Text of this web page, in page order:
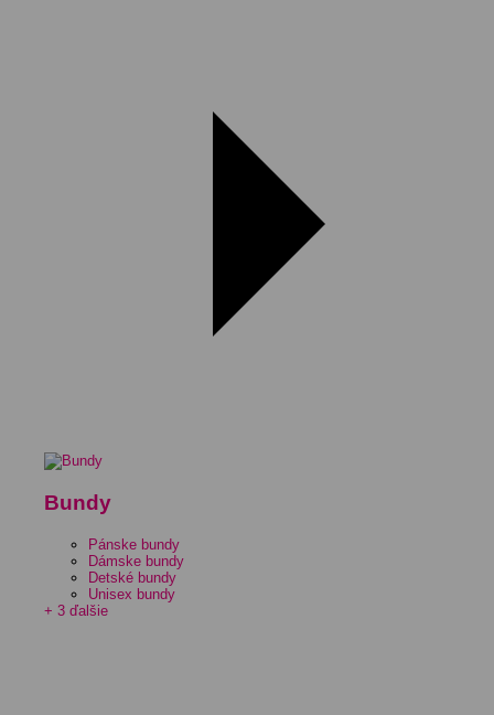
Bundy
Pánske bundy
Dámske bundy
Detské bundy
Unisex bundy
+ 3 ďalšie